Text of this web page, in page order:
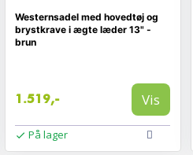
Westernsadel med hovedtøj og
brystkrave i ægte læder 13" -
brun
1.519,- Vis
På lager